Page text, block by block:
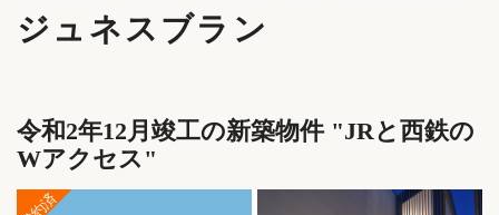
ジュネスブラン
令和2年12月竣工の新築物件 "JRと西鉄の
Wアクセス"